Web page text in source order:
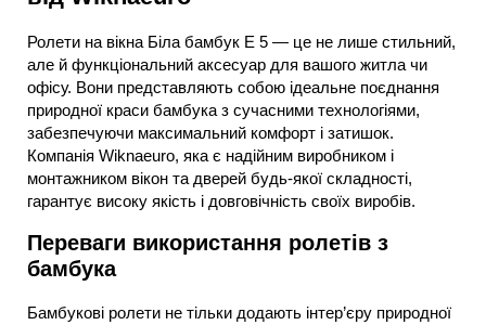
Ролети на вікна Біла бамбук E 5 — це не лише стильний,
але й функціональний аксесуар для вашого житла чи
офісу. Вони представляють собою ідеальне поєднання
природної краси бамбука з сучасними технологіями,
забезпечуючи максимальний комфорт і затишок.
Компанія Wiknaeuro, яка є надійним виробником і
монтажником вікон та дверей будь-якої складності,
гарантує високу якість і довговічність своїх виробів.
Переваги використання ролетів з
бамбука
Бамбукові ролети не тільки додають інтер’єру природної